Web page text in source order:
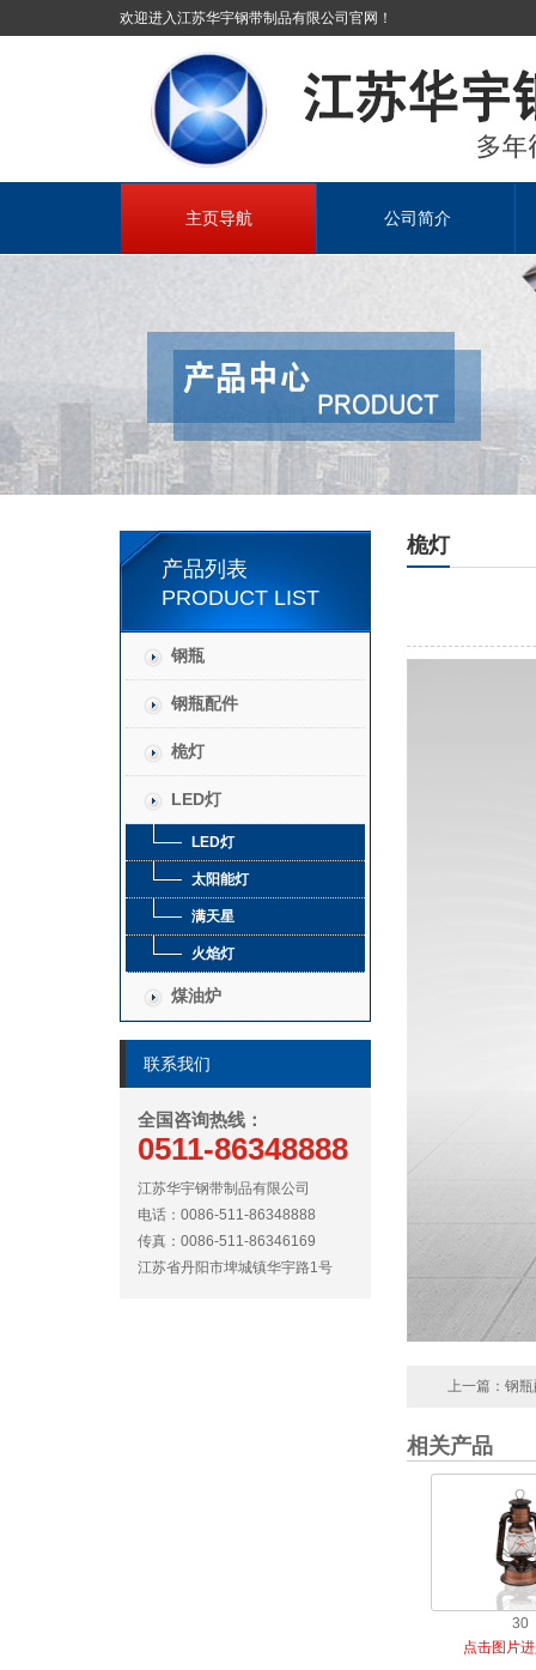
欢迎进入江苏华宇钢带制品有限公司官网！
主页导航 公司简介
产品列表
PRODUCT LIST
钢瓶
钢瓶配件
桅灯
LED灯
LED灯
太阳能灯
满天星
火焰灯
煤油炉
联系我们
全国咨询热线：
0511-86348888
江苏华宇钢带制品有限公司
电话：0086-511-86348888
传真：0086-511-86346169
江苏省丹阳市埤城镇华宇路1号
桅灯
上一篇： 钢
相关产品
30
点击图片